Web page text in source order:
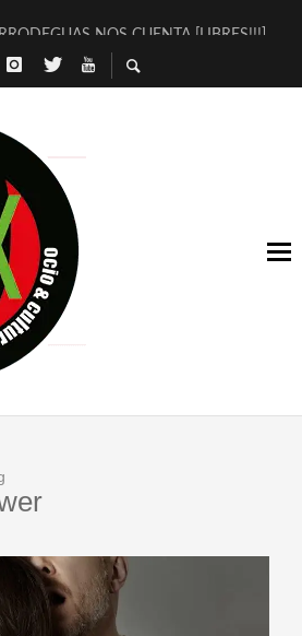
NOS CUENTA [LIBRES!!!]
GUAPES] DE SANDRA MONFORT
DEL DIRECTOR TEATRAL CLAUDIO
DE LA KATARSIS DEL TOMATAZO
JUDÍAS EN #EXVITA
REINVENTAN [BITÁCORA 3.0] EN EXVITA
PRESENTA EN EXVITA [RELATIVA
EN EXVITA INTERPRETANDO A SERRAT